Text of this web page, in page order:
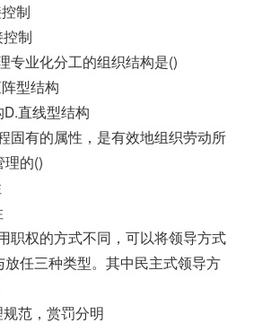
制
制
专业化分工的组织结构是()
型结构
直线型结构
固有的属性，是有效地组织劳动所
理的()
职权的方式不同，可以将领导方式
任三种类型。其中民主式领导方
范，赏罚分明